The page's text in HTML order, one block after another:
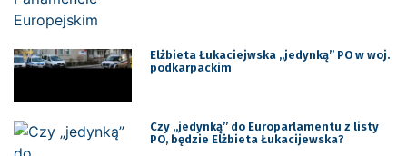
Elżbieta Łukaciejwska „jedynką” PO w woj.
podkarpackim
Czy „jedynką” do Europarlamentu z listy
PO, będzie Elżbieta Łukacijewska?